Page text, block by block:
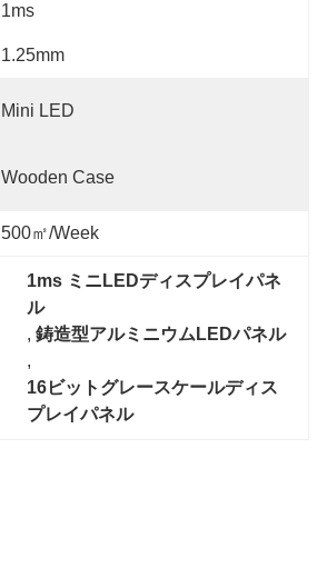
1ms
1.25mm
Mini LED
Wooden Case
500㎡/week
1ms ミニLEDディスプレイパネ
ル
, 鋳造型アルミニウムLEDパネル
,
16ビットグレースケールディス
プレイパネル